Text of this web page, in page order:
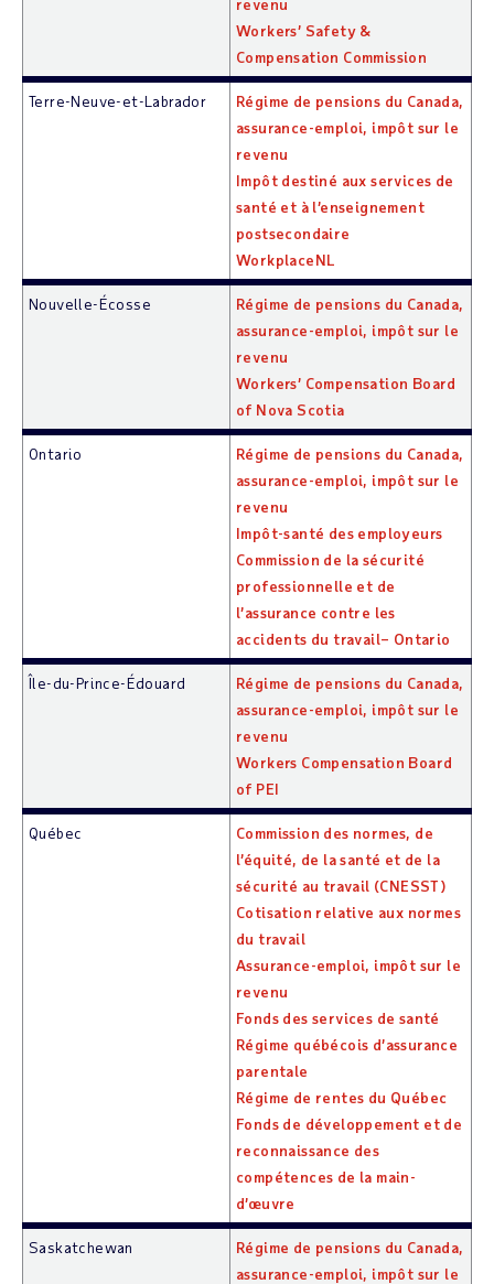
revenu
Workers’ Safety &
Compensation Commission
Terre-Neuve-et-Labrador
Régime de pensions du Canada,
assurance-emploi, impôt sur le
revenu
Impôt destiné aux services de
santé et à l’enseignement
postsecondaire
WorkplaceNL
Nouvelle-Écosse
Régime de pensions du Canada,
assurance-emploi, impôt sur le
revenu
Workers’ Compensation Board
of Nova Scotia
Ontario
Régime de pensions du Canada,
assurance-emploi, impôt sur le
revenu
Impôt-santé des employeurs
Commission de la sécurité
professionnelle et de
l’assurance contre les
accidents du travail– Ontario
Île-du-Prince-Édouard
Régime de pensions du Canada,
assurance-emploi, impôt sur le
revenu
Workers Compensation Board
of PEI
Québec
Commission des normes, de
l’équité, de la santé et de la
sécurité au travail (CNESST)
Cotisation relative aux normes
du travail
Assurance-emploi, impôt sur le
revenu
Fonds des services de santé
Régime québécois d’assurance
parentale
Régime de rentes du Québec
Fonds de développement et de
reconnaissance des
compétences de la main-
d’œuvre
Saskatchewan
Régime de pensions du Canada,
assurance-emploi, impôt sur le